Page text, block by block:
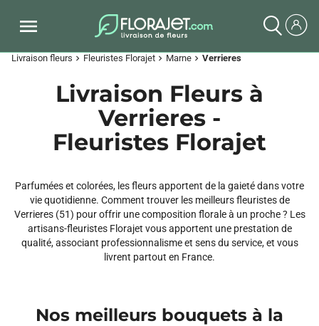
Livraison fleurs chevron_right Fleuristes Florajet chevron_right Marne chevron_right Verrieres
Livraison Fleurs à
Verrieres -
Fleuristes Florajet
Parfumées et colorées, les fleurs apportent de la gaieté dans votre
vie quotidienne. Comment trouver les meilleurs fleuristes de
Verrieres (51) pour offrir une composition florale à un proche ? Les
artisans-fleuristes Florajet vous apportent une prestation de
qualité, associant professionnalisme et sens du service, et vous
livrent partout en France.
Nos meilleurs bouquets à la